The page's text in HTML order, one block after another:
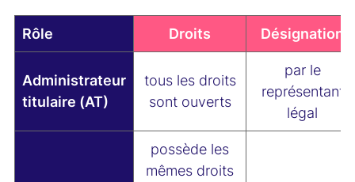
Rôle Droits Désignation
Administrateur
titulaire (AT)
tous les droits
sont ouverts
par le
représentant
légal
possède les
mêmes droits